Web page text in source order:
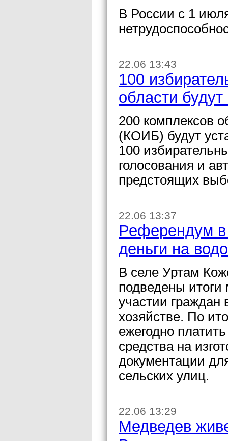
В России с 1
22.06 13:43
100
области
200 комплексов
(КОИБ) будут
100
голосования и
предстоящих
22.06 13:37
Референдум в
деньги на
В селе Уртам
подведены
участии граждан
хозяйстве. По
ежегодно
средства на
документации
сельских улиц.
22.06 13:29
Медведев